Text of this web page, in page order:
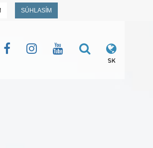
SÚHLASÍM
SK